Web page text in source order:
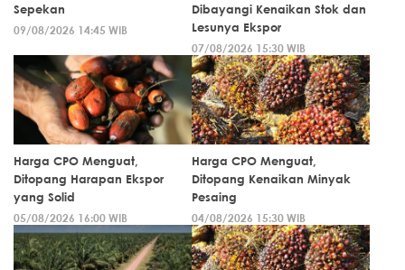
Sepekan
09/08/2026 14:45 WIB
Dibayangi Kenaikan Stok dan
Lesunya Ekspor
07/08/2026 15:30 WIB
Harga CPO Menguat,
Ditopang Harapan Ekspor
yang Solid
05/08/2026 16:00 WIB
Harga CPO Menguat,
Ditopang Kenaikan Minyak
Pesaing
04/08/2026 15:30 WIB